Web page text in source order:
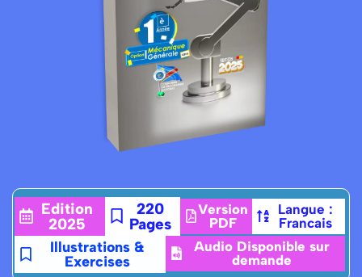
Edition
2025
220
Pages
Version
PDF
Langue :
Francais
Illustrations &
Exercises
Audio Disponible sur
demande